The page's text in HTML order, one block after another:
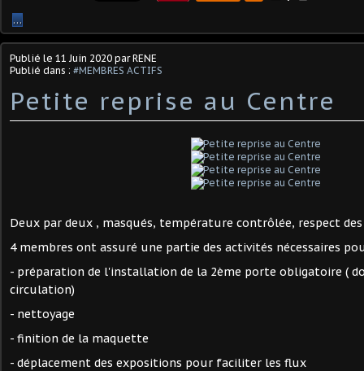
…
Publié le 11 Juin 2020 par RENE
Publié dans : #MEMBRES ACTIFS
Petite reprise au Centre
Deux par deux , masqués, température contrôlée, respect
4 membres ont assuré une partie des activités nécessaires
- préparation de l'installation de la 2ème porte obligatoire (
circulation)
- nettoyage
- finition de la maquette
- déplacement des expositions pour faciliter les flux